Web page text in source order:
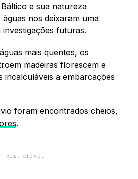
e sua natureza
nos deixaram uma
futuras.
mais quentes, os
madeiras florescem e
incalculáveis a embarcações
foram encontrados cheios,
.
PUBLICIDADE